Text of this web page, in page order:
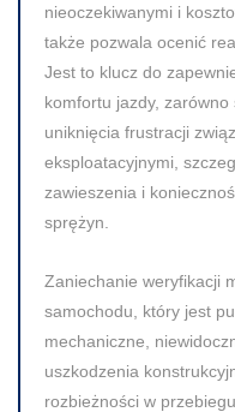
nieoczekiwanymi i
także pozwala ocenić
Jest to klucz do
komfortu jazdy,
uniknięcia frustracji
eksploatacyjnymi,
zawieszenia i
sprężyn.
Zaniechanie weryfikacji
samochodu, który jest
mechaniczne,
uszkodzenia
rozbieżności w